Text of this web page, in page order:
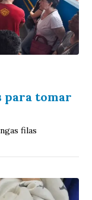
para tomar
filas